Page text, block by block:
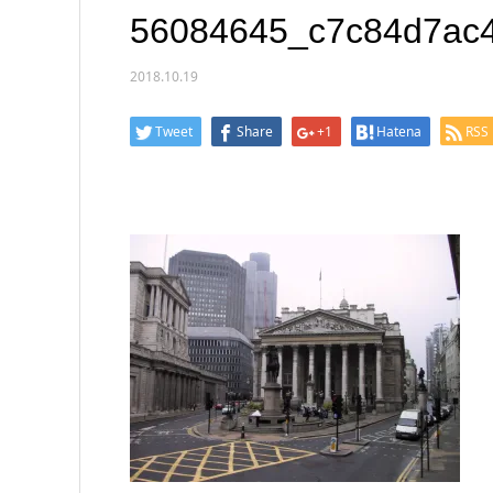
2018.10.19
Tweet Share +1 Hatena RSS